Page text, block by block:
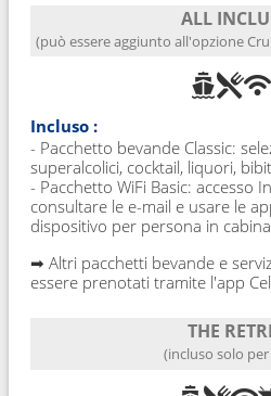
ALL
(può essere aggiunto all'opzione
Incluso :
- Pacchetto bevande Classic:
superalcolici, cocktail, liquori,
- Pacchetto WiFi Basic: accesso
consultare le e-mail e usare le
dispositivo per persona in
➡ Altri pacchetti bevande e
essere prenotati tramite l'app
THE
(incluso solo